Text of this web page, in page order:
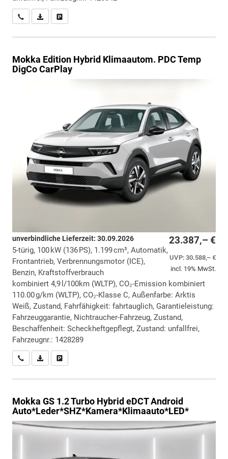
Wir rufen Sie anPDF-Datei, Fahrzeugexposé drucken
Mokka Edition Hybrid Klimaautom. PDC Temp
DigCo CarPlay
23.387,– €
UVP:30.588,– €
incl. 19% MwSt.
unverbindliche Lieferzeit: 30.09.2026
5-türig, 100 kW (136 PS), 1.199 cm³, Automatik,
Frontantrieb, Verbrennungsmotor (ICE),
Benzin, Kraftstoffverbrauch
kombiniert 4,9 l/100km (WLTP), CO₂-Emission kombiniert
110.00 g/km (WLTP), CO₂-Klasse C, Außenfarbe: Arktis
Weiß, Zustand, Fahrfähigkeit: fahrtauglich, Garantieleistung:
Fahrzeuggarantie, Nichtraucher-Fahrzeug, Zustand,
Beschaffenheit: Scheckheftgepflegt, Zustand: unfallfrei,
Fahrzeugnr.: 1428289
Wir rufen Sie anPDF-Datei, Fahrzeugexposé drucken
Mokka GS 1.2 Turbo Hybrid eDCT Android
Auto*Leder*SHZ*Kamera*Klimaauto*LED*